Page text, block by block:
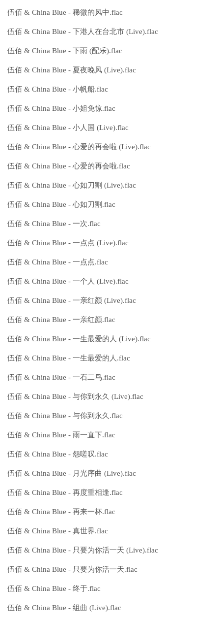
伍佰 & China Blue - 稀微的风中.flac
伍佰 & China Blue - 下港人在台北市 (Live).flac
伍佰 & China Blue - 下雨 (配乐).flac
伍佰 & China Blue - 夏夜晚风 (Live).flac
伍佰 & China Blue - 小帆船.flac
伍佰 & China Blue - 小姐免惊.flac
伍佰 & China Blue - 小人国 (Live).flac
伍佰 & China Blue - 心爱的再会啦 (Live).flac
伍佰 & China Blue - 心爱的再会啦.flac
伍佰 & China Blue - 心如刀割 (Live).flac
伍佰 & China Blue - 心如刀割.flac
伍佰 & China Blue - 一次.flac
伍佰 & China Blue - 一点点 (Live).flac
伍佰 & China Blue - 一点点.flac
伍佰 & China Blue - 一个人 (Live).flac
伍佰 & China Blue - 一亲红颜 (Live).flac
伍佰 & China Blue - 一亲红颜.flac
伍佰 & China Blue - 一生最爱的人 (Live).flac
伍佰 & China Blue - 一生最爱的人.flac
伍佰 & China Blue - 一石二鸟.flac
伍佰 & China Blue - 与你到永久 (Live).flac
伍佰 & China Blue - 与你到永久.flac
伍佰 & China Blue - 雨一直下.flac
伍佰 & China Blue - 怨嗟叹.flac
伍佰 & China Blue - 月光序曲 (Live).flac
伍佰 & China Blue - 再度重相逢.flac
伍佰 & China Blue - 再来一杯.flac
伍佰 & China Blue - 真世界.flac
伍佰 & China Blue - 只要为你活一天 (Live).flac
伍佰 & China Blue - 只要为你活一天.flac
伍佰 & China Blue - 终于.flac
伍佰 & China Blue - 组曲 (Live).flac